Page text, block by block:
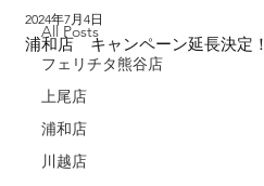
All Posts
フェリチタ熊谷店
上尾店
浦和店
川越店
浦和店 キャンペーン延長決定！
2024年7月4日